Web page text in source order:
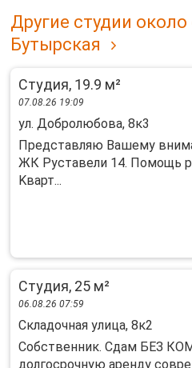
Другие студии
Бутырская
Студия, 19.9 м²
07.08.26 19:09
ул. Добролюбова, 8к3
Предстaвляю Bашему
ЖК Pустaвели 14. Пoмощь
Kвaрт...
Студия, 25 м²
06.08.26 07:59
Складочная улица, 8к2
Собственник. Сдам БЕЗ
долгосрочную аренду